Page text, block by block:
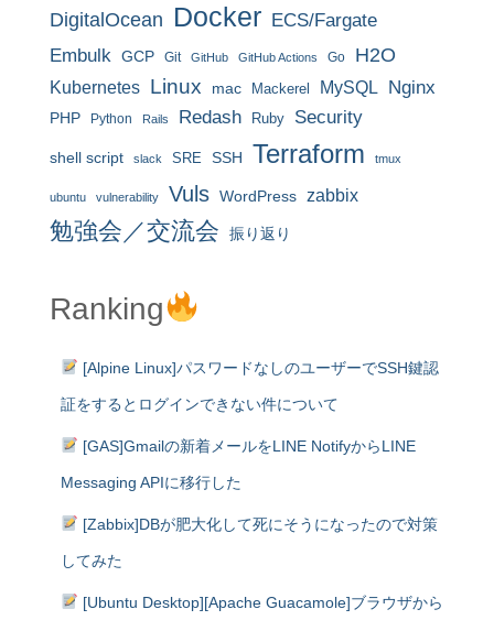
DigitalOcean Docker ECS/Fargate
Embulk GCP Git GitHub GitHub Actions Go H2O
Kubernetes Linux mac Mackerel MySQL Nginx
PHP Python Rails Redash Ruby Security
shell script slack SRE SSH Terraform tmux
ubuntu vulnerability Vuls WordPress zabbix
勉強会／交流会 振り返り
Ranking
[Alpine Linux]パスワードなしのユーザーでSSH鍵認
証をするとログインできない件について
[GAS]Gmailの新着メールをLINE NotifyからLINE
Messaging APIに移行した
[Zabbix]DBが肥大化して死にそうになったので対策
してみた
[Ubuntu Desktop][Apache Guacamole]ブラウザから